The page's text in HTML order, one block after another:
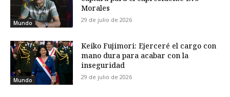
Mundo
Morales
29 de julio de 2026
Mundo
Keiko Fujimori: Ejerceré el cargo con
mano dura para acabar con la
inseguridad
29 de julio de 2026